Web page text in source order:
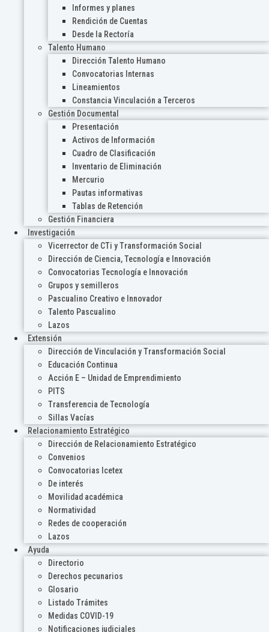
Informes y planes
Rendición de Cuentas
Desde la Rectoría
Talento Humano
Dirección Talento Humano
Convocatorias Internas
Lineamientos
Constancia Vinculación a Terceros
Gestión Documental
Presentación
Activos de Información
Cuadro de Clasificación
Inventario de Eliminación
Mercurio
Pautas informativas
Tablas de Retención
Gestión Financiera
Investigación
Vicerrector de CTi y Transformación Social
Dirección de Ciencia, Tecnología e Innovación
Convocatorias Tecnología e Innovación
Grupos y semilleros
Pascualino Creativo e Innovador
Talento Pascualino
Lazos
Extensión
Dirección de Vinculación y Transformación Social
Educación Continua
Acción E – Unidad de Emprendimiento
PITS
Transferencia de Tecnología
Sillas Vacías
Relacionamiento Estratégico
Dirección de Relacionamiento Estratégico
Convenios
Convocatorias Icetex
De interés
Movilidad académica
Normatividad
Redes de cooperación
Lazos
Ayuda
Directorio
Derechos pecunarios
Glosario
Listado Trámites
Medidas COVID-19
Notificaciones judiciales